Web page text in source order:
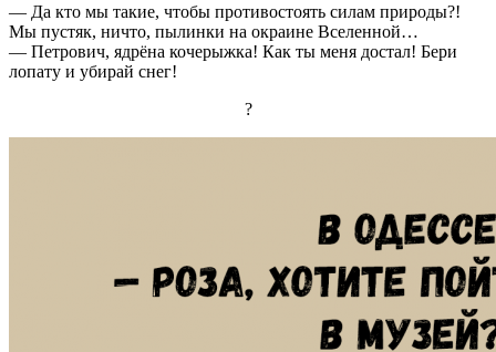
— Да кто мы такие, чтобы противостоять силам природы?!
Мы пустяк, ничто, пылинки на окраине Вселенной…
— Петрович, ядрёна кочерыжка! Как ты меня достал! Бери
лопату и убирай снег!
?